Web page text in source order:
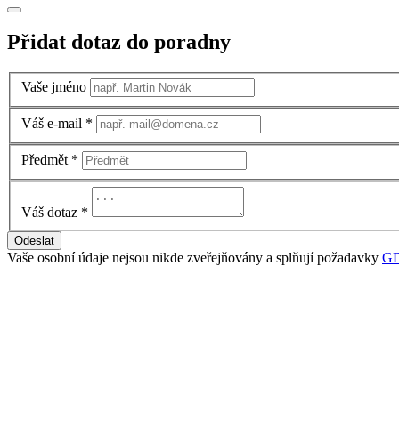
Přidat dotaz do poradny
Vaše jméno
Váš e-mail *
Předmět *
Váš dotaz *
Odeslat
Vaše osobní údaje nejsou nikde zveřejňovány a splňují požadavky